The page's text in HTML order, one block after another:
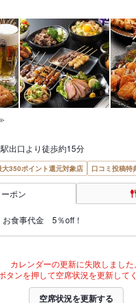
出口より徒歩約15分
大350ポイント還元対象店 口コミ投稿特
ポン
お食事代金 5％off！
カレンダーの更新に失敗しました。
タンを押して空席状況を更新してく
空席状況を更新する